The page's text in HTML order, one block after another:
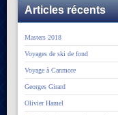
Articles récents
Masters 2018
Voyages de ski de fond
Voyage à Canmore
Georges Girard
Olivier Hamel